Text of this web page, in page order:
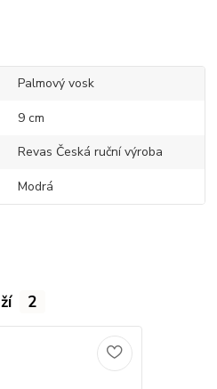
Palmový vosk
9 cm
Revas Česká ruční výroba
Modrá
2